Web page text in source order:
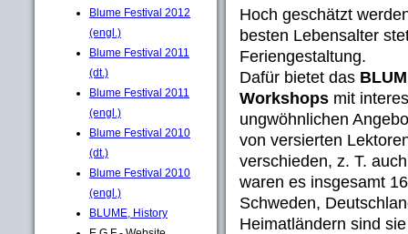
Blume Festival 2012
(engl.)
Blume Festival 2011
(dt.)
Blume Festival 2011
(engl.)
Blume Festival 2010
(dt.)
Blume Festival 2010
(engl.)
BLUME, History
Hoch geschätzt
besten Lebensalter
Feriengestaltung.
Dafür bietet das
Workshops mit
ungwöhnlichen
von versierten
verschieden, z. T.
waren es insgesamt
Schweden,
Heimatländern sind